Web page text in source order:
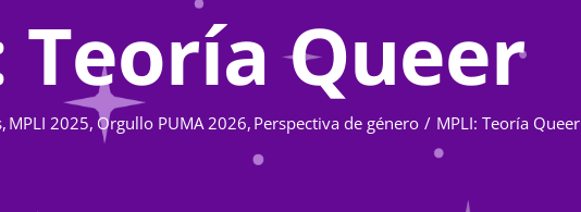
Teoría Queer
MPLI 2025 Orgullo PUMA 2026 Perspectiva de género MPLI: Teoría Queer